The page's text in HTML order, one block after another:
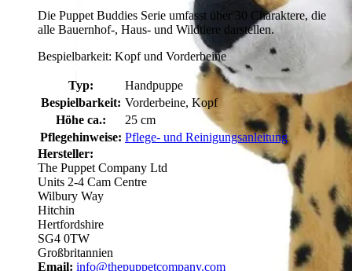
Die Puppet Buddies Serie umfasst über 30 Charaktere, die
alle Bauernhof-, Haus- und Wildtiere darstellen.
Bespielbarkeit: Kopf und Vorderbeine
Typ:
Handpuppe
Bespielbarkeit: Vorderbeine, Kopf
Höhe ca.:
25 cm
Pflegehinweise: Pflege- und Reinigungsanleitung
Hersteller:
The Puppet Company Ltd
Units 2-4 Cam Centre
Wilbury Way
Hitchin
Hertfordshire
SG4 0TW
Großbritannien
Email: info@thepuppetcompany.com